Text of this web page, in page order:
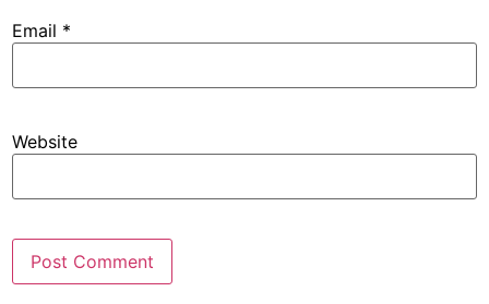
Email *
Website